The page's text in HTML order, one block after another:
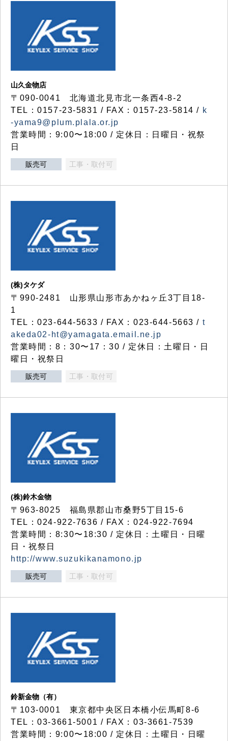
山久金物店
〒090-0041 北海道北見市北一条西4-8-2
TEL：0157-23-5831 / FAX：0157-23-5814 / k
-yama9@plum.plala.or.jp
営業時間：9:00〜18:00 / 定休日：日曜日・祝祭
日
販売可 工事・取付可
(株)タケダ
〒990-2481 山形県山形市あかねヶ丘3丁目18-
1
TEL：023-644-5633 / FAX：023-644-5663 / t
akeda02-ht@yamagata.email.ne.jp
営業時間：8：30〜17：30 / 定休日：土曜日・日
曜日・祝祭日
販売可 工事・取付可
(株)鈴木金物
〒963-8025 福島県郡山市桑野5丁目15-6
TEL：024-922-7636 / FAX：024-922-7694
営業時間：8:30〜18:30 / 定休日：土曜日・日曜
日・祝祭日
http://www.suzukikanamono.jp
販売可 工事・取付可
鈴新金物（有）
〒103-0001 東京都中央区日本橋小伝馬町8-6
TEL：03-3661-5001 / FAX：03-3661-7539
営業時間：9:00〜18:00 / 定休日：土曜日・日曜